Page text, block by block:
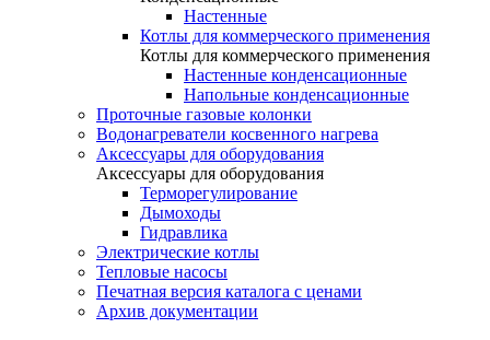
Настенные
Котлы для коммерческого применения
Котлы для коммерческого применения
Настенные конденсационные
Напольные конденсационные
Проточные газовые колонки
Водонагреватели косвенного нагрева
Аксессуары для оборудования
Аксессуары для оборудования
Терморегулирование
Дымоходы
Гидравлика
Электрические котлы
Тепловые насосы
Печатная версия каталога с ценами
Архив документации